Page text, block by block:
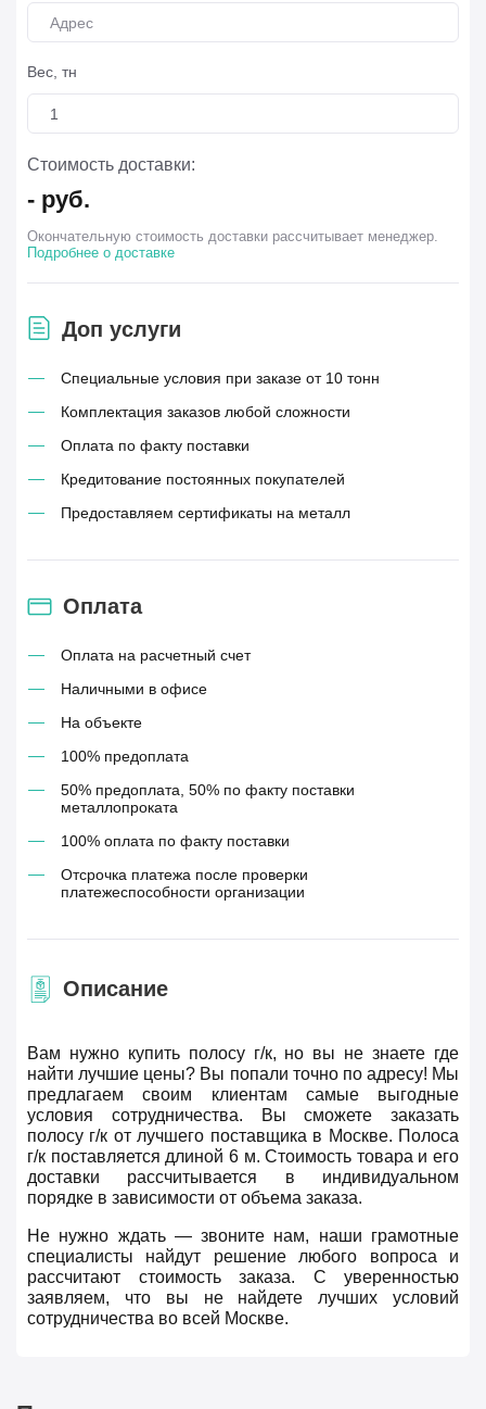
Вес, тн
Стоимость доставки:
- руб.
Окончательную стоимость доставки рассчитывает менеджер.
Подробнее о доставке
Доп услуги
Специальные условия при заказе от 10 тонн
Комплектация заказов любой сложности
Оплата по факту поставки
Кредитование постоянных покупателей
Предоставляем сертификаты на металл
Оплата
Оплата на расчетный счет
Наличными в офисе
На объекте
100% предоплата
50% предоплата, 50% по факту поставки
металлопроката
100% оплата по факту поставки
Отсрочка платежа после проверки
платежеспособности организации
Описание
Вам нужно купить полосу г/к, но вы не знаете где
найти лучшие цены? Вы попали точно по адресу! Мы
предлагаем своим клиентам самые выгодные
условия сотрудничества. Вы сможете заказать
полосу г/к от лучшего поставщика в Москве. Полоса
г/к поставляется длиной 6 м. Стоимость товара и его
доставки рассчитывается в индивидуальном
порядке в зависимости от объема заказа.
Не нужно ждать — звоните нам, наши грамотные
специалисты найдут решение любого вопроса и
рассчитают стоимость заказа. С уверенностью
заявляем, что вы не найдете лучших условий
сотрудничества во всей Москве.